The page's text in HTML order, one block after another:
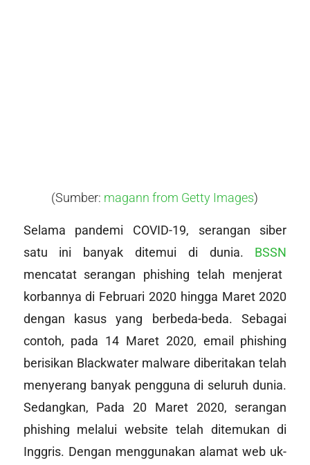
(Sumber: magann from Getty Images)
Selama pandemi COVID-19, serangan siber
satu ini banyak ditemui di dunia. BSSN
mencatat serangan phishing telah menjerat
korbannya di Februari 2020 hingga Maret 2020
dengan kasus yang berbeda-beda. Sebagai
contoh, pada 14 Maret 2020, email phishing
berisikan Blackwater malware diberitakan telah
menyerang banyak pengguna di seluruh dunia.
Sedangkan, Pada 20 Maret 2020, serangan
phishing melalui website telah ditemukan di
Inggris. Dengan menggunakan alamat web uk-